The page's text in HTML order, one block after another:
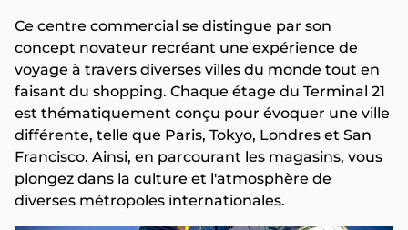
Ce centre commercial se distingue par son
concept novateur recréant une expérience de
voyage à travers diverses villes du monde tout en
faisant du shopping. Chaque étage du Terminal 21
est thématiquement conçu pour évoquer une ville
différente, telle que Paris, Tokyo, Londres et San
Francisco. Ainsi, en parcourant les magasins, vous
plongez dans la culture et l'atmosphère de
diverses métropoles internationales.